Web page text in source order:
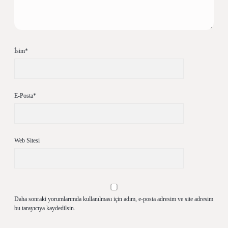
İsim*
E-Posta*
Web Sitesi
Daha sonraki yorumlarımda kullanılması için adım, e-posta adresim ve site adresim
bu tarayıcıya kaydedilsin.